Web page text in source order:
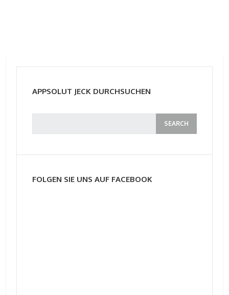
APPSOLUT JECK DURCHSUCHEN
FOLGEN SIE UNS AUF FACEBOOK